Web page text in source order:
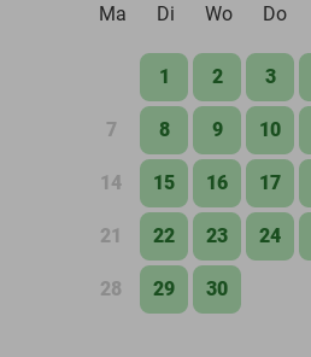
Ma
Di Wo Do
1 2 3
7 8 9 10
14 15 16 17
21 22 23 24
28 29 30